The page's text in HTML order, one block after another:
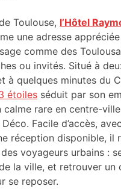
Toulouse, l’Hôtel
une adresse
comme des
ou invités. Situé à
à quelques minutes du
étoiles séduit par son
calme rare en centre-
Facile d’accès,
réception disponible, il
voyageurs urbains :
la ville, et retrouver un
se reposer.